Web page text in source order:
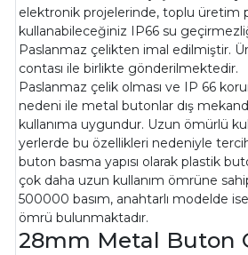
elektronik projelerinde, toplu üretim
kullanabileceğiniz IP66 su
Paslanmaz çelikten imal edilmiştir.
contası ile birlikte gönderilmektedir.
Paslanmaz çelik olması ve IP 66
nedeni ile metal butonlar dış
kullanıma uygundur. Uzun ömürlü
yerlerde bu özellikleri nedeniyle
buton basma yapısı olarak plastik
çok daha uzun kullanım ömrüne
500000 basım, anahtarlı modelde
ömrü bulunmaktadır.
28mm Metal Buton